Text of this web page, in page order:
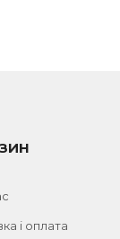
і оплата